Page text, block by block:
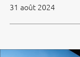
31 août 2024